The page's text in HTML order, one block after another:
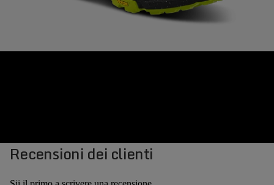
Recensioni dei clienti